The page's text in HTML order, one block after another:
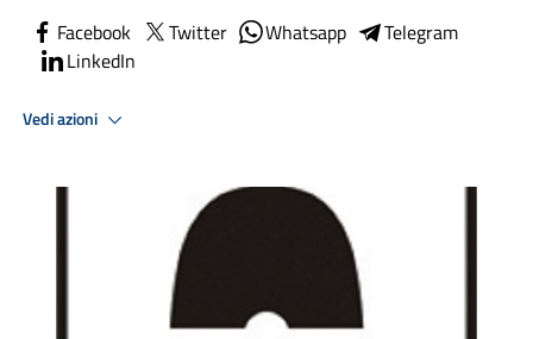
Facebook Twitter Whatsapp
Telegram
LinkedIn
Vedi azioni